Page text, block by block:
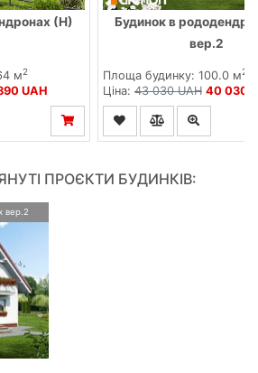
(Н)
м2
UAH
Будинок в
вер.2
Площа будинку: 100.0 м2
Ціна:43 030 UAH 40 030
ПРОЄКТИ БУДИНКІВ:
вер.2